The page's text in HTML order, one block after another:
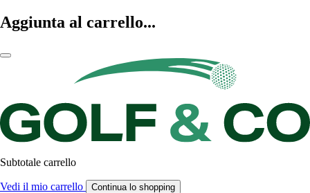
Aggiunta al carrello...
Subtotale carrello
Vedi il mio carrello Continua lo shopping